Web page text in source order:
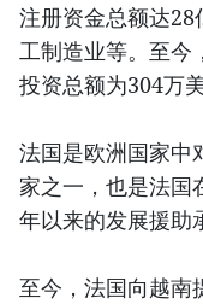
注册资金总额达
工制造业等。至今
投资总额为304万美
法国是欧洲国家中
家之一，也是法国
年以来的发展援助
至今，法国向越南